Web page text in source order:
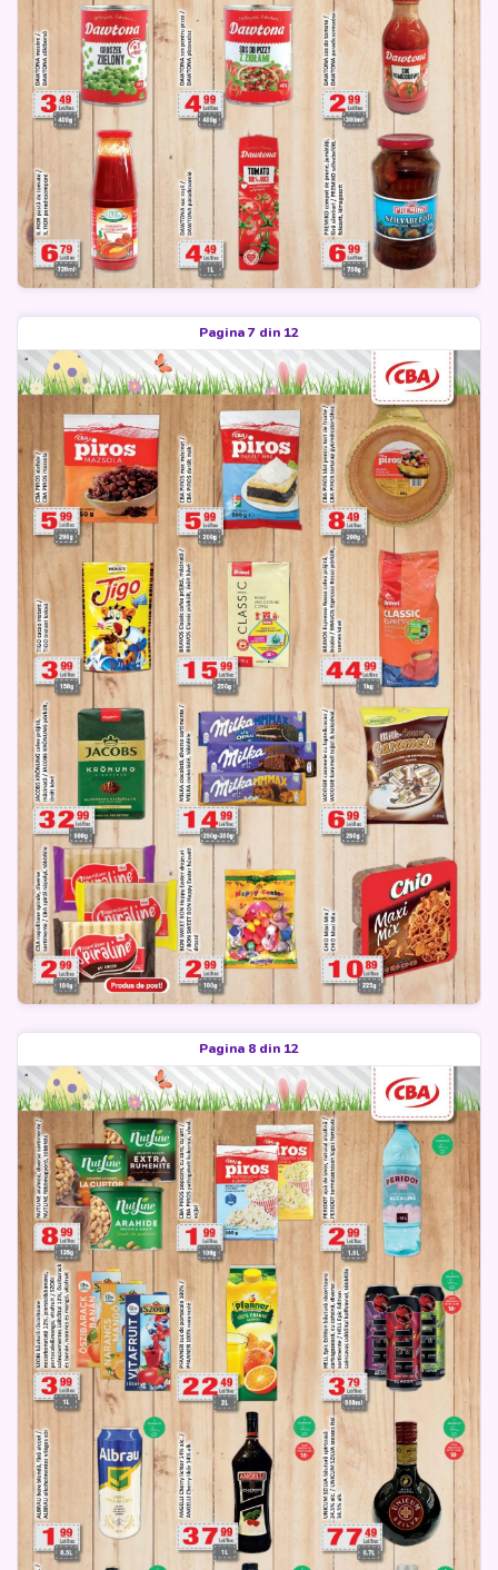
Pagina 7 din 12
Pagina 8 din 12